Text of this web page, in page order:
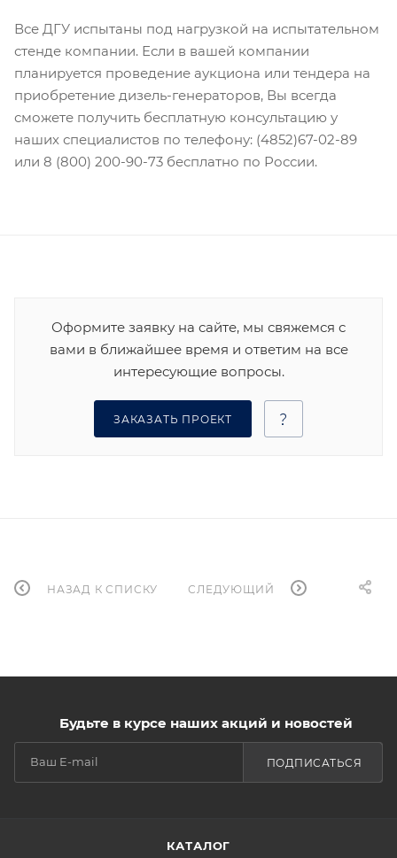
Все ДГУ испытаны под нагрузкой на испытательном
стенде компании. Если в вашей компании
планируется проведение аукциона или тендера на
приобретение дизель-генераторов, Вы всегда
сможете получить бесплатную консультацию у
наших специалистов по телефону: (4852)67-02-89
или 8 (800) 200-90-73 бесплатно по России.
Оформите заявку на сайте, мы свяжемся с
вами в ближайшее время и ответим на все
интересующие вопросы.
ЗАКАЗАТЬ ПРОЕКТ
НАЗАД К СПИСКУ СЛЕДУЮЩИЙ
Будьте в курсе наших акций и новостей
ПОДПИСАТЬСЯ
КАТАЛОГ